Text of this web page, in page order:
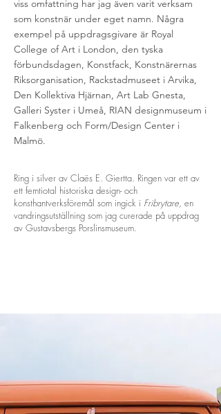
viss omfattning har jag även varit verksam
som konstnär under eget namn. Några
exempel på uppdragsgivare är Royal
College of Art i London, den tyska
förbundsdagen, Konstfack, Konstnärernas
Riksorganisation, Rackstadmuseet i Arvika,
Den Kollektiva Hjärnan, Art Lab Gnesta,
Galleri Syster i Umeå, RIAN designmuseum i
Falkenberg och Form/Design Center i
Malmö.
Ring i silver av Claës E. Giertta. Ringen var ett av
ett femtiotal historiska design- och
konsthantverksföremål som ingick i Fribrytare, en
vandringsutställning som jag curerade på uppdrag
av Gustavsbergs Porslinsmuseum.